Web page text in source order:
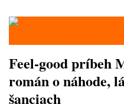
Feel-good príbeh
román o náhode,
šanciach